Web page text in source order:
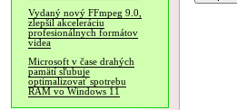
Vydaný nový FFmpeg 9.0,
zlepšil akceleráciu
profesionálnych formátov
videa
Microsoft v čase drahých
pamätí sľubuje
optimalizovať spotrebu
RAM vo Windows 11